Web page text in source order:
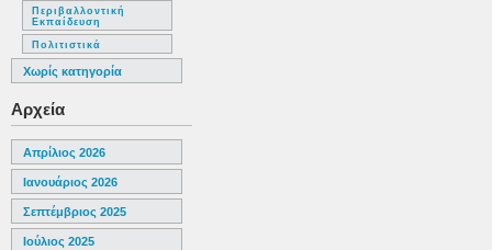
Περιβαλλοντική
Εκπαίδευση
Πολιτιστικά
Χωρίς κατηγορία
Αρχεία
Απρίλιος 2026
Ιανουάριος 2026
Σεπτέμβριος 2025
Ιούλιος 2025